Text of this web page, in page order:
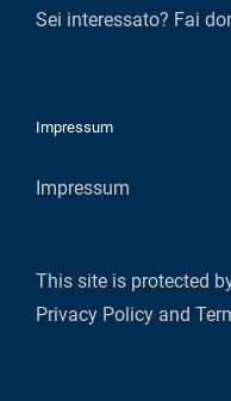
Sei interessato? Fai
Impressum
Impressum
This site is protected
Privacy Policy and